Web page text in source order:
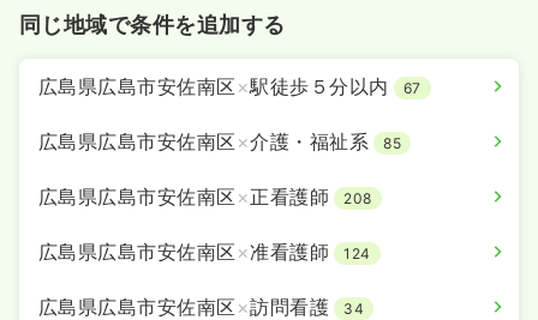
同じ地域で条件を追加する
広島県広島市安佐南区 ×駅徒歩５分以内 67
広島県広島市安佐南区 ×介護・福祉系 85
広島県広島市安佐南区 ×正看護師 208
広島県広島市安佐南区 ×准看護師 124
広島県広島市安佐南区 ×訪問看護 34